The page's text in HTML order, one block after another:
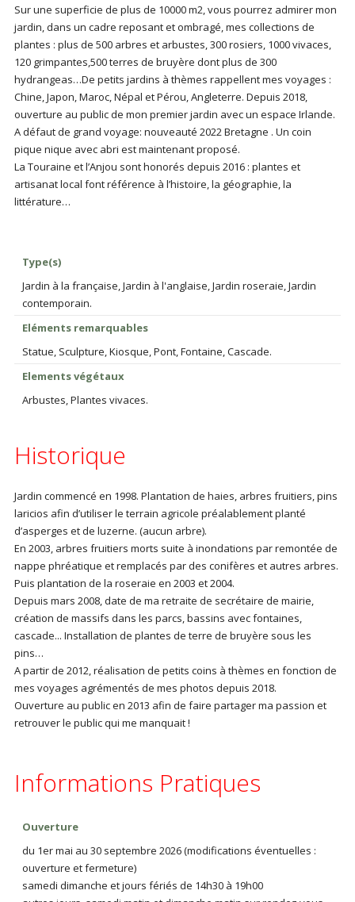
Sur une superficie de plus de 10000 m2, vous pourrez admirer mon
jardin, dans un cadre reposant et ombragé, mes collections de
plantes : plus de 500 arbres et arbustes, 300 rosiers, 1000 vivaces,
120 grimpantes,500 terres de bruyère dont plus de 300
hydrangeas…De petits jardins à thèmes rappellent mes voyages :
Chine, Japon, Maroc, Népal et Pérou, Angleterre. Depuis 2018,
ouverture au public de mon premier jardin avec un espace Irlande.
A défaut de grand voyage: nouveauté 2022 Bretagne . Un coin
pique nique avec abri est maintenant proposé.
La Touraine et l’Anjou sont honorés depuis 2016 : plantes et
artisanat local font référence à l’histoire, la géographie, la
littérature…
Type(s)
Jardin à la française, Jardin à l'anglaise, Jardin roseraie, Jardin
contemporain.
Eléments remarquables
Statue, Sculpture, Kiosque, Pont, Fontaine, Cascade.
Elements végétaux
Arbustes, Plantes vivaces.
Historique
Jardin commencé en 1998. Plantation de haies, arbres fruitiers, pins
laricios afin d’utiliser le terrain agricole préalablement planté
d’asperges et de luzerne. (aucun arbre).
En 2003, arbres fruitiers morts suite à inondations par remontée de
nappe phréatique et remplacés par des conifères et autres arbres.
Puis plantation de la roseraie en 2003 et 2004.
Depuis mars 2008, date de ma retraite de secrétaire de mairie,
création de massifs dans les parcs, bassins avec fontaines,
cascade... Installation de plantes de terre de bruyère sous les
pins…
A partir de 2012, réalisation de petits coins à thèmes en fonction de
mes voyages agrémentés de mes photos depuis 2018.
Ouverture au public en 2013 afin de faire partager ma passion et
retrouver le public qui me manquait !
Informations Pratiques
Ouverture
du 1er mai au 30 septembre 2026 (modifications éventuelles :
ouverture et fermeture)
samedi dimanche et jours fériés de 14h30 à 19h00